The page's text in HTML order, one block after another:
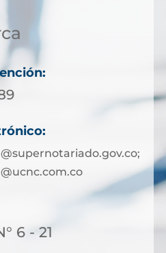
6 - 21